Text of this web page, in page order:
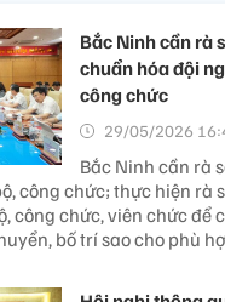
Bắc Ninh cần rà
chuẩn hóa đội
công chức
29/05/2026
Bắc Ninh cần rà
công chức; thực hiện rà
công chức, viên chức để
bố trí sao cho phù